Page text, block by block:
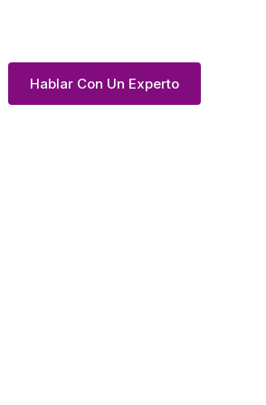
Hablar Con Un Experto